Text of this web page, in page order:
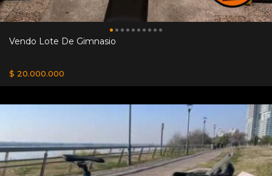
Vendo Lote De Gimnasio
$ 20.000.000